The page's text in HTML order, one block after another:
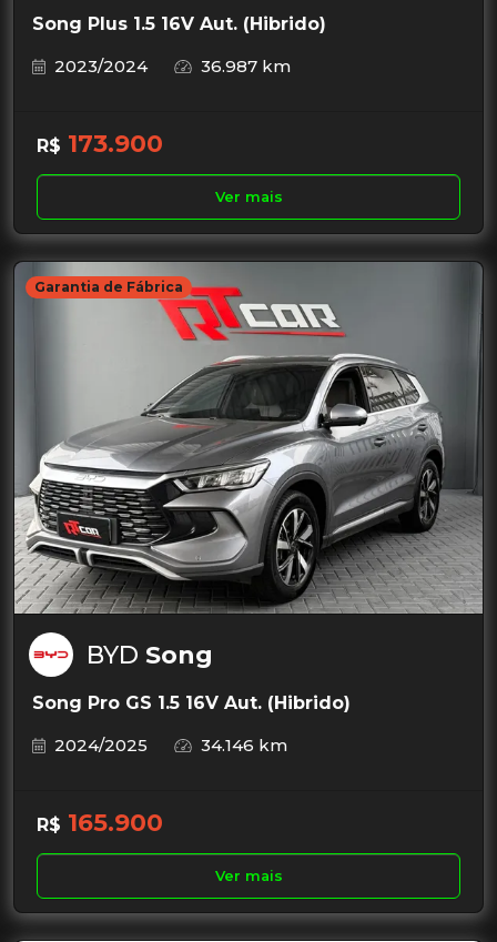
Song Plus 1.5 16V Aut. (Hibrido)
2023/2024
36.987 km
R$ 173.900
Ver mais
Garantia de Fábrica
BYD Song
Song Pro GS 1.5 16V Aut. (Hibrido)
2024/2025
34.146 km
R$ 165.900
Ver mais